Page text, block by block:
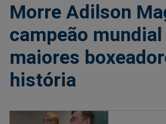
Morre Adilson
campeão
maiores
história